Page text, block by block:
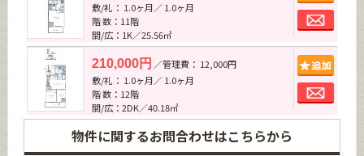
敷/礼： 1.0ヶ月／ 1.0ヶ月
階 数：11階
間/広：1K／25.56㎡
210,000円 ／管理費： 12,000円
敷/礼： 1.0ヶ月／ 1.0ヶ月
階 数：12階
間/広：2DK／40.18㎡
物件に関するお問合わせはこちらから